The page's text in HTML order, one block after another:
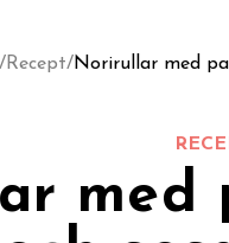
/Recept/Norirullar med
med